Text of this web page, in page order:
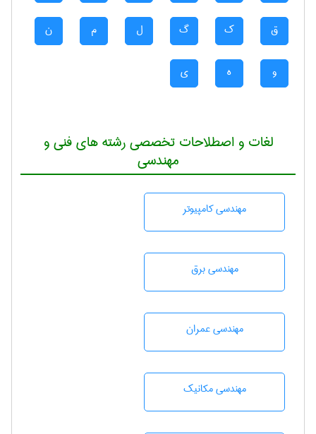
ق ک گ ل م ن
و ه ی
لغات و اصطلاحات تخصصی رشته های فنی و
مهندسی
مهندسی كامپيوتر
مهندسی برق
مهندسی عمران
مهندسی مکانیک